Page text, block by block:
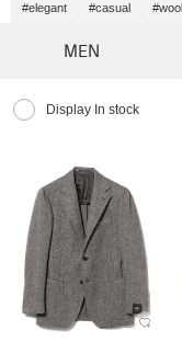
#elegant #casual #wool
MEN
Display In stock